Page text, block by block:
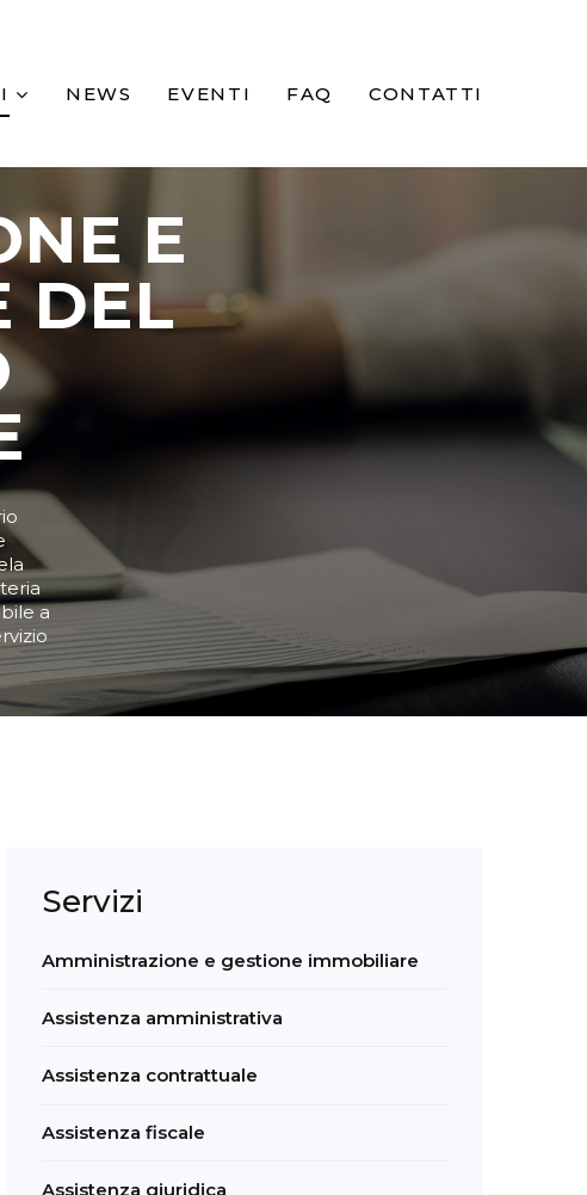
NEWS EVENTI FAQ CONTATTI
E
DEL
a
Servizi
Amministrazione e gestione immobiliare
Assistenza amministrativa
Assistenza contrattuale
Assistenza fiscale
Assistenza giuridica